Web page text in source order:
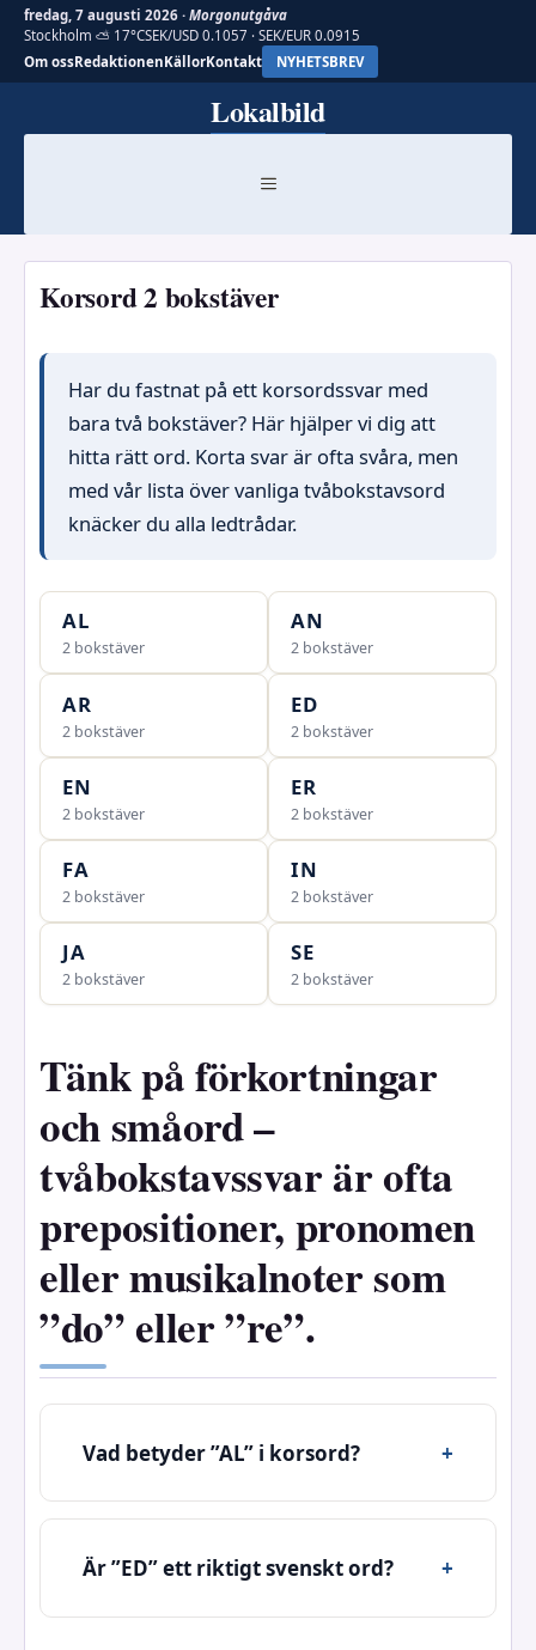
fredag, 7 augusti 2026 · Morgonutgåva
Stockholm ⛅ 17°CSEK/USD 0.1057 · SEK/EUR 0.0915
Om ossRedaktionenKällorKontakt NYHETSBREV
Lokalbild
MENY
Korsord 2 bokstäver
Har du fastnat på ett korsordssvar med
bara två bokstäver? Här hjälper vi dig att
hitta rätt ord. Korta svar är ofta svåra, men
med vår lista över vanliga tvåbokstavsord
knäcker du alla ledtrådar.
AL
2 bokstäver
AN
2 bokstäver
AR
2 bokstäver
ED
2 bokstäver
EN
2 bokstäver
ER
2 bokstäver
FA
2 bokstäver
IN
2 bokstäver
JA
2 bokstäver
SE
2 bokstäver
Tänk på förkortningar
och småord –
tvåbokstavssvar är ofta
prepositioner, pronomen
eller musikalnoter som
”do” eller ”re”.
Vad betyder ”AL” i korsord?
Är ”ED” ett riktigt svenskt ord?